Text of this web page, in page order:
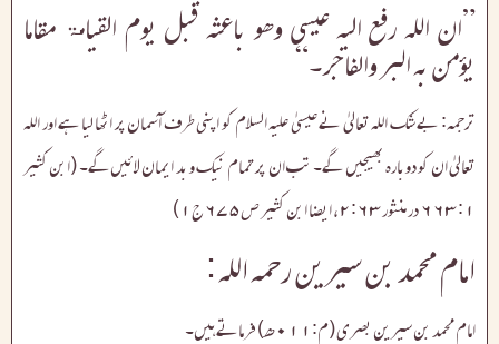
”ان اللہ رفع الیہ عیسی وھو باعثہ قبل یوم القیامۃ مقاما
یؤمن بہ البر والفاجر۔“
ترجمہ: بے شک اللہ تعالیٰ نے عیسیٰ علیہ السلام کو اپنی طرف آسمان پر اٹھا لیا ہے اور اللہ
تعالیٰ ان کو دوبارہ بھیجیں گے۔ تب ان پر تمام نیک و بد ایمان لائیں گے۔ (ابن کثیر
۱: ۶۶۳ در منثور ۲:۶۳، ایضا ابن کثیر ص۶۷۵ج۱)
امام محمد بن سیرین رحمہ اللہ :
امام محمد بن سیرین بصری (م:۰۱۱ھ) فرماتے ہیں۔